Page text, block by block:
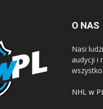
O NAS
Nasi
audycji i
NHL w